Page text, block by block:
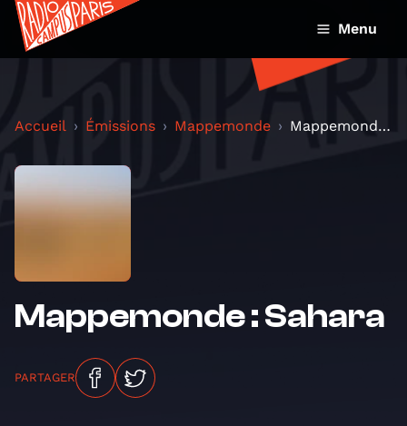
Menu
Accueil Émissions Mappemonde Mappemonde : Sahara
Mappemonde : Sahara
PARTAGER